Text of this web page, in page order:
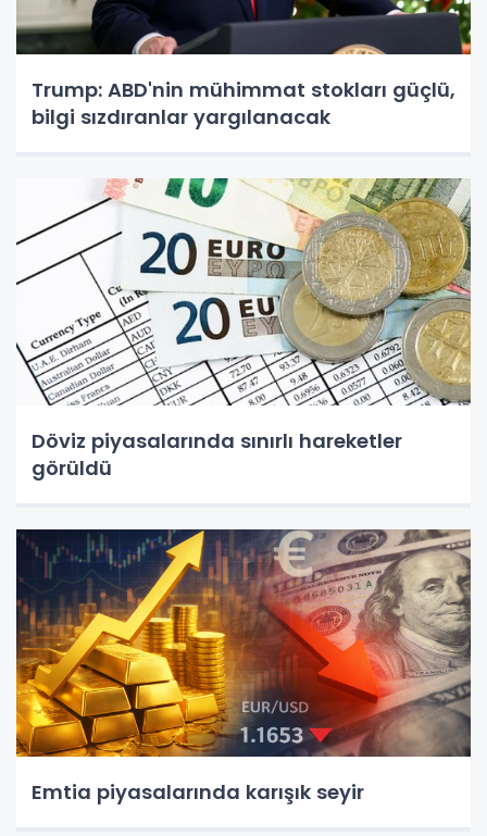
Trump: ABD'nin mühimmat stokları güçlü,
bilgi sızdıranlar yargılanacak
Döviz piyasalarında sınırlı hareketler
görüldü
Emtia piyasalarında karışık seyir